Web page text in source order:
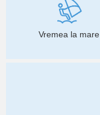
Vremea la mare